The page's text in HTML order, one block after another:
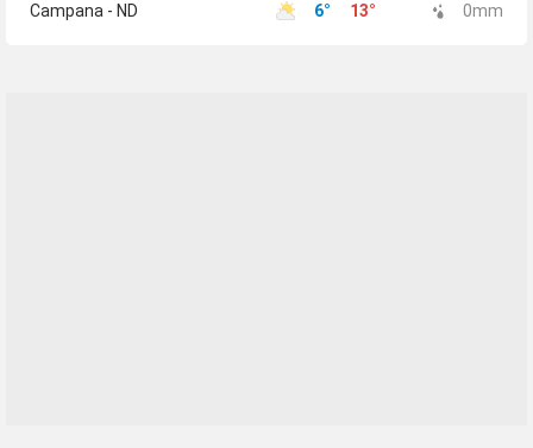
Campana - ND
6° 13° 0mm